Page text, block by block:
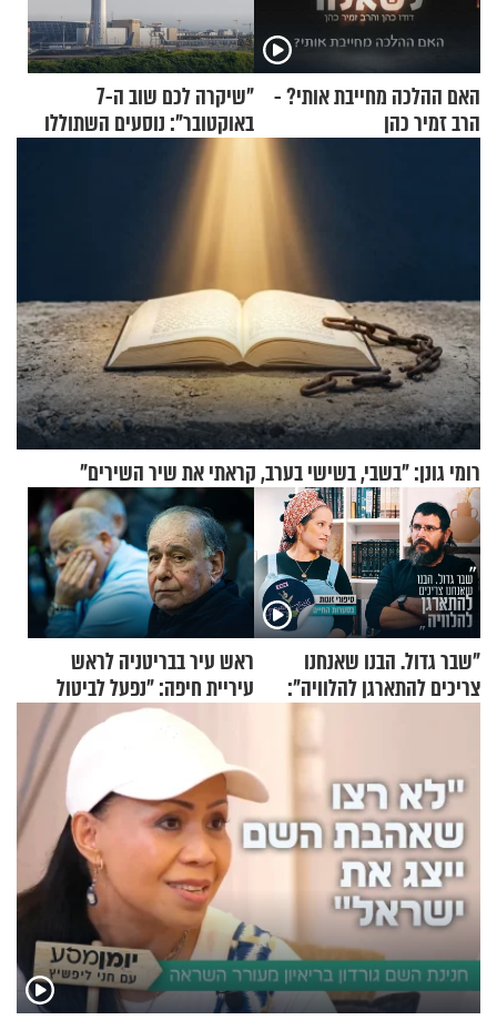
האם ההלכה מחייבת אותי? -
הרב זמיר כהן
"שיקרה לכם שוב ה-7
באוקטובר": נוסעים השתוללו
בטיסה לפרנקפורט ונעצרו
לאחר שתקפו שוטרים
רומי גונן: "בשבי, בשישי בערב, קראתי את שיר השירים"
"שבר גדול. הבנו שאנחנו
צריכים להתארגן להלוויה":
זוגיות במבחן, הפעם עם מרים
ראש עיר בבריטניה לראש
עיריית חיפה: ״נפעל לביטול
ברית הערים התאומות״